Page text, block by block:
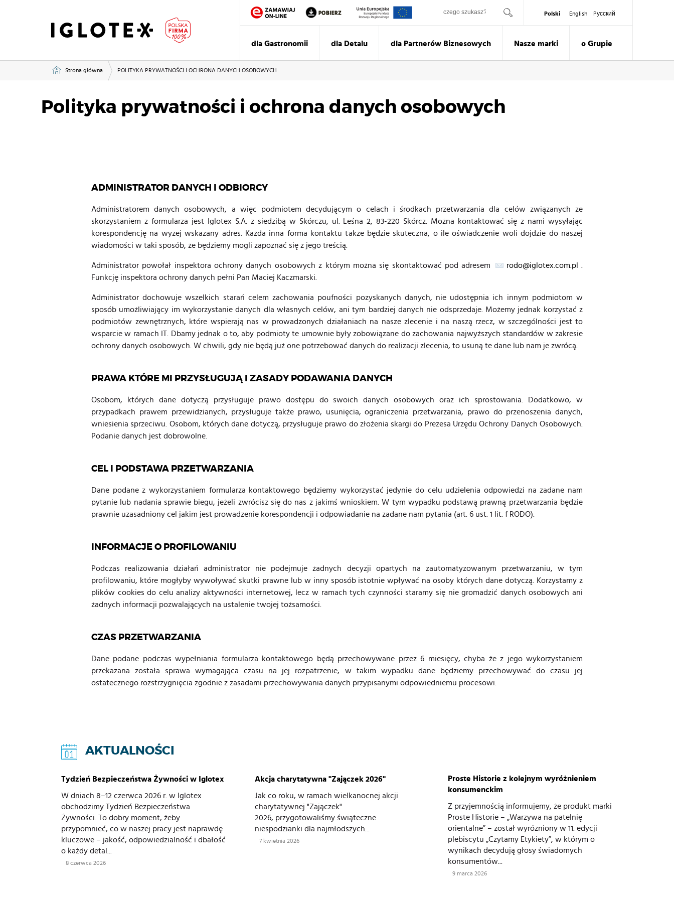
Polski English Pусский
dla Gastronomii dla Detalu dla Partnerów Biznesowych Nasze marki o Grupie
Strona główna POLITYKA PRYWATNOŚCI I OCHRONA DANYCH OSOBOWYCH
Polityka prywatności i ochrona danych osobowych
ADMINISTRATOR DANYCH I ODBIORCY
Administratorem danych osobowych, a więc podmiotem decydującym o celach i środkach przetwarzania dla celów związanych ze
skorzystaniem z formularza jest Iglotex S.A. z siedzibą w Skórczu, ul. Leśna 2, 83-220 Skórcz. Można kontaktować się z nami wysyłając
korespondencję na wyżej wskazany adres. Każda inna forma kontaktu także będzie skuteczna, o ile oświadczenie woli dojdzie do naszej
wiadomości w taki sposób, że będziemy mogli zapoznać się z jego treścią.
Administrator powołał inspektora ochrony danych osobowych z którym można się skontaktować pod adresem rodo@iglotex.com.pl
Funkcję inspektora ochrony danych pełni Pan Maciej Kaczmarski.
Administrator dochowuje wszelkich starań celem zachowania poufności pozyskanych danych, nie udostępnia ich innym podmiotom w
sposób umożliwiający im wykorzystanie danych dla własnych celów, ani tym bardziej danych nie odsprzedaje. Możemy jednak korzystać z
podmiotów zewnętrznych, które wspierają nas w prowadzonych działaniach na nasze zlecenie i na naszą rzecz, w szczególności jest to
wsparcie w ramach IT. Dbamy jednak o to, aby podmioty te umownie były zobowiązane do zachowania najwyższych standardów w zakresie
ochrony danych osobowych. W chwili, gdy nie będą już one potrzebować danych do realizacji zlecenia, to usuną te dane lub nam je zwrócą.
PRAWA KTÓRE MI PRZYSŁUGUJĄ I ZASADY PODAWANIA DANYCH
Osobom, których dane dotyczą przysługuje prawo dostępu do swoich danych osobowych oraz ich sprostowania. Dodatkowo, w
przypadkach prawem przewidzianych, przysługuje także prawo, usunięcia, ograniczenia przetwarzania, prawo do przenoszenia danych,
wniesienia sprzeciwu. Osobom, których dane dotyczą, przysługuje prawo do złożenia skargi do Prezesa Urzędu Ochrony Danych Osobowych.
Podanie danych jest dobrowolne.
CEL I PODSTAWA PRZETWARZANIA
Dane podane z wykorzystaniem formularza kontaktowego będziemy wykorzystać jedynie do celu udzielenia odpowiedzi na zadane nam
pytanie lub nadania sprawie biegu, jeżeli zwrócisz się do nas z jakimś wnioskiem. W tym wypadku podstawą prawną przetwarzania będzie
prawnie uzasadniony cel jakim jest prowadzenie korespondencji i odpowiadanie na zadane nam pytania (art. 6 ust. 1 lit. f RODO).
INFORMACJE O PROFILOWANIU
Podczas realizowania działań administrator nie podejmuje żadnych decyzji opartych na zautomatyzowanym przetwarzaniu, w tym
profilowaniu, które mogłyby wywoływać skutki prawne lub w inny sposób istotnie wpływać na osoby których dane dotyczą. Korzystamy z
plików cookies do celu analizy aktywności internetowej, lecz w ramach tych czynności staramy się nie gromadzić danych osobowych ani
żadnych informacji pozwalających na ustalenie twojej tożsamości.
CZAS PRZETWARZANIA
Dane podane podczas wypełniania formularza kontaktowego będą przechowywane przez 6 miesięcy, chyba że z jego wykorzystaniem
przekazana została sprawa wymagająca czasu na jej rozpatrzenie, w takim wypadku dane będziemy przechowywać do czasu jej
ostatecznego rozstrzygnięcia zgodnie z zasadami przechowywania danych przypisanymi odpowiedniemu procesowi.
AKTUALNOŚCI
Tydzień Bezpieczeństwa Żywności w Iglotex
W dniach 8–12 czerwca 2026 r. w Iglotex
obchodzimy Tydzień Bezpieczeństwa
Żywności. To dobry moment, żeby
przypomnieć, co w naszej pracy jest naprawdę
kluczowe – jakość, odpowiedzialność i dbałość
o każdy detal...
8 czerwca 2026
Akcja charytatywna "Zajączek 2026"
Jak co roku, w ramach wielkanocnej akcji
charytatywnej "Zajączek"
2026, przygotowaliśmy świąteczne
niespodzianki dla najmłodszych...
7 kwietnia 2026
Proste Historie z kolejnym wyróżnieniem
konsumenckim
Z przyjemnością informujemy, że produkt marki
Proste Historie – „Warzywa na patelnię
orientalne” – został wyróżniony w 11. edycji
plebiscytu „Czytamy Etykiety”, w którym o
wynikach decydują głosy świadomych
konsumentów...
9 marca 2026